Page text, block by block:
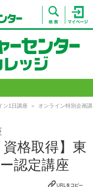
ン1日講座
オンライン特別企画講
資格取得】東
認定講座